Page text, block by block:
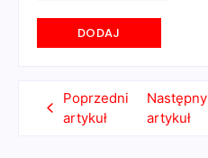
Poprzedni
artykuł
Następny
artykuł